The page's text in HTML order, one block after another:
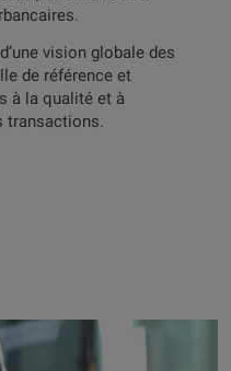
vision globale des
de référence et
à la qualité et à
transactions.